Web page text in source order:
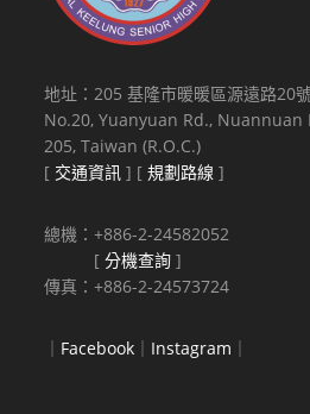
地址：205 基隆市暖暖區源遠路20
No.20, Yuanyuan Rd., Nuannuan
205, Taiwan (R.O.C.)
[ 交通資訊 ] [規劃路線 ]
總機：+886-2-24582052
[分機查詢 ]
傳真：+886-2-24573724
｜ Facebook ｜ Instagram ｜